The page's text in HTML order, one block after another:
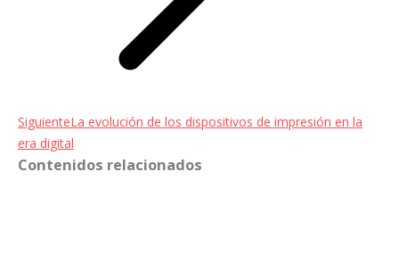
SiguienteEntrada
siguiente:
La evolución de los dispositivos de impresión en la
era digital
Contenidos relacionados